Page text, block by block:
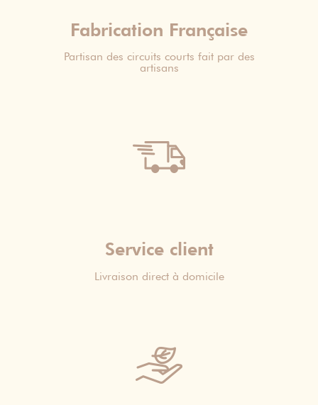
Fabrication Française
Partisan des circuits courts fait par des
artisans
Service client
Livraison direct à domicile